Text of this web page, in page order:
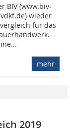
BIV (www.biv-
wieder
für das
mehr
2019